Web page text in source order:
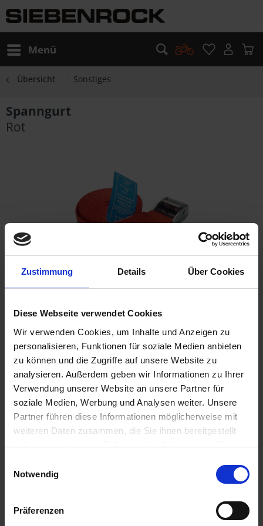
Zustimmung Details Über Cookies
Diese Webseite verwendet Cookies
Wir verwenden Cookies, um Inhalte und Anzeigen zu
personalisieren, Funktionen für soziale Medien anbieten
zu können und die Zugriffe auf unsere Website zu
analysieren. Außerdem geben wir Informationen zu Ihrer
Verwendung unserer Website an unsere Partner für
soziale Medien, Werbung und Analysen weiter. Unsere
Partner führen diese Informationen möglicherweise mit
weiteren Daten zusammen, die Sie ihnen bereitgestellt
haben oder die sie im Rahmen Ihrer Nutzung der Dienste
Cookies, wenn Sie unsere Webseite weiterhin nutzen.
Notwendig
Präferenzen
Menü
Übersicht Sonstiges
Spanngurt
Rot
inkl. ges. USt.,zzgl. Versandkosten
Sofort versandfertig, Lieferzeit ca. 2-4 Werktage innerhalb
Deutschlands
In denWarenkorb
Merken Bewerten
Artikel Nr.: 7111898
Beschreibung
Zur Ladungssicherung bzw. Transportsicherung gemäß DIN
EN 12195-2.. Breite 25mm. Länge 3,0m....
Bewertungen